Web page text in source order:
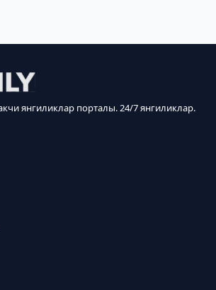
янгиликлар порталы. 24/7 янгиликлар.